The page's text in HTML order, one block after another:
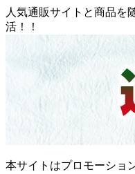
人気通販サイトと商品を
活！！
本サイトはプロモーショ